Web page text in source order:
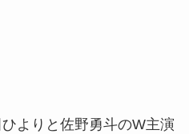
よりと佐野勇斗のW主演